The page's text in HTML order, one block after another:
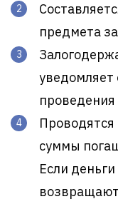
предмета
уведомляет
суммы
Если